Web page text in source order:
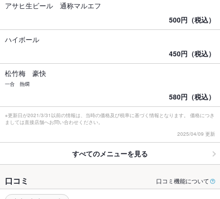
アサヒ生ビール 通称マルエフ
500円（税込）
ハイボール
450円（税込）
松竹梅 豪快
一合 熱燗
580円（税込）
※更新日が2021/3/31以前の情報は、当時の価格及び税率に基づく情報となります。 価格につき
ましては直接店舗へお問い合わせください。
2025/04/09 更新
すべてのメニューを見る
口コミ 口コミ機能について